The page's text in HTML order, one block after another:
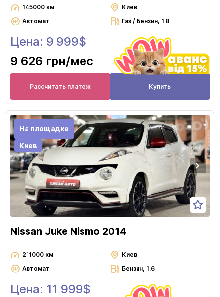
145000 км
Киев
Автомат
Газ / Бензин, 1.8
Цена: 9 999$
9 626 грн/мес
Рассчитать платеж Купить
На площадке
Киев
Nissan Juke Nismo 2014
211000 км
Киев
Автомат
Бензин, 1.6
Цена: 11 999$